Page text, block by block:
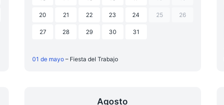
20 21 22 23 24 25 26
27 28 29 30 31
01 de mayo – Fiesta del Trabajo
Agosto